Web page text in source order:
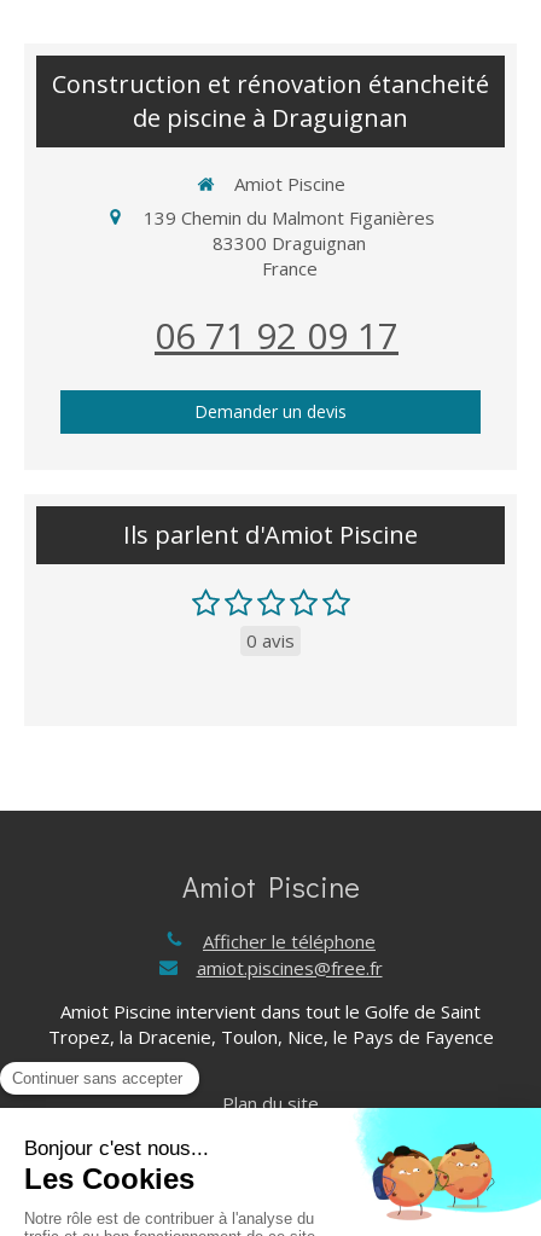
Construction et rénovation étancheité
de piscine à Draguignan
Amiot Piscine
139 Chemin du Malmont Figanières
83300 Draguignan
France
06 71 92 09 17
Demander un devis
Ils parlent d'Amiot Piscine
0 avis
Amiot Piscine
Afficher le téléphone
amiot.piscines@free.fr
Amiot Piscine intervient dans tout le Golfe de Saint
Tropez, la Dracenie, Toulon, Nice, le Pays de Fayence
Plan du site
©2021 Amiot Piscine - Rénovation étanchéité de piscine